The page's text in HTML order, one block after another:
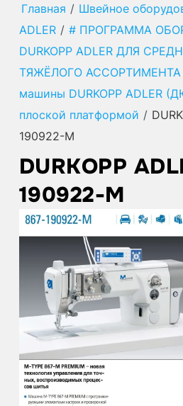
Главная / Швейное
ADLER / # ПРОГРАММА
DURKOPP ADLER ДЛЯ
ТЯЖЁЛОГО АССОРТИМЕНТА
машины DURKOPP ADLER
плоской платформой /
190922-M
DURKOPP
190922-M